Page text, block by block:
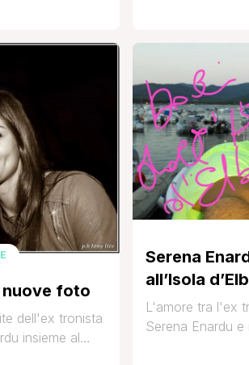
fedine nuove di
nuove foto
dell'ex tronista
insieme al
Serena
all’Isola
L'amore tra l'ex
Serena Enardu